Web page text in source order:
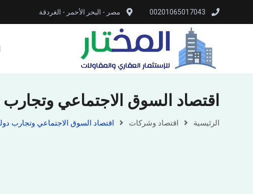
00201065017043 مصر - البحر الأحمر - الغردقة
اقتصاد السوق الاجتماعي وتجارب
الرئيسية اقتصاد وشركات اقتصاد السوق الاجتماعي وتجارب